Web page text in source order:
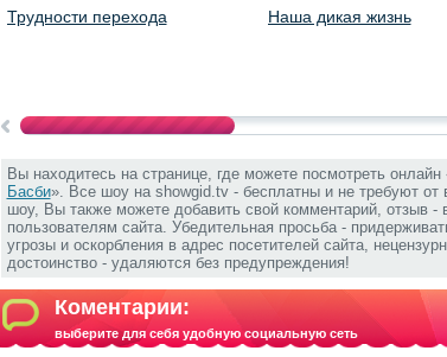
Трудности перехода Наша дикая жизнь
Вы находитесь на странице, где можете посмотреть
Басби». Все шоу на showgid.tv - бесплатны и не требуют от
шоу, Вы также можете добавить свой комментарий, отзыв -
пользователям сайта. Убедительная просьба -
угрозы и оскорбления в адрес посетителей сайта,
достоинство - удаляются без предупреждения!
Коментарии:
выберите для себя удобную социальную сеть